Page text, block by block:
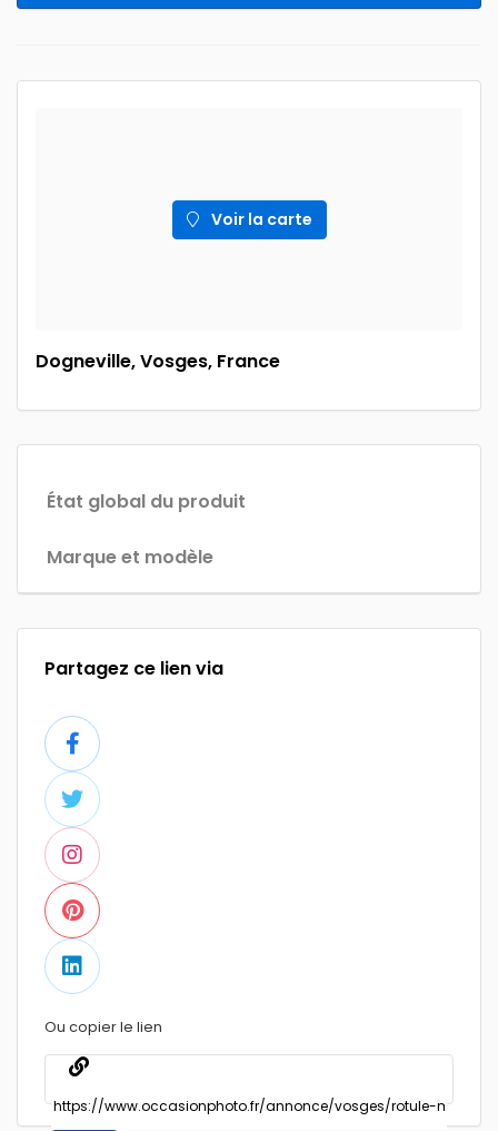
Voir la carte
Dogneville, Vosges, France
État global du produit
Marque et modèle
Partagez ce lien via
Ou copier le lien